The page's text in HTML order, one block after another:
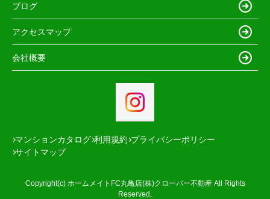
ブログ
アクセスマップ
会社概要
マンションカタログ 利用規約 プライバシーポリシー
サイトマップ
Copyright(c) ホームメイトFC丸亀店(株)クローバー不動産 All Rights
Reserved.